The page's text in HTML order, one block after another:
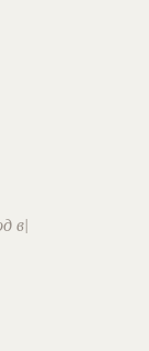
запр